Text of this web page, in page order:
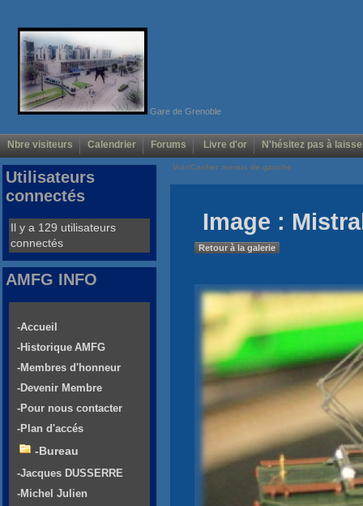
Gare de Grenoble
Nbre visiteurs Calendrier Forums Livre d'or N'hésitez pas à
Voir/Cacher menus de gauche
Image :
Retour à la galerie
Utilisateurs
connectés
Il y a 129 utilisateurs
connectés
AMFG INFO
-Accueil
-Historique AMFG
-Membres d'honneur
-Devenir Membre
-Pour nous contacter
-Plan d'accés
-Bureau
-Jacques DUSSERRE
-Michel Julien